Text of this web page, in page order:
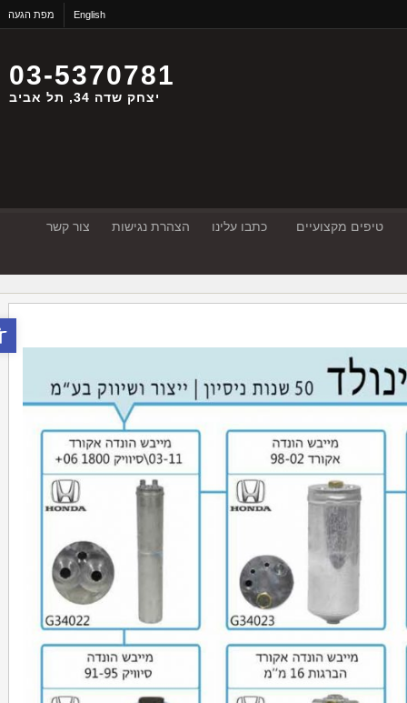
English מפת הגעה
03-5370781
יצחק שדה 34, תל אביב
טיפים מקצועיים כתבו עלינו הצהרת נגישות צור קשר